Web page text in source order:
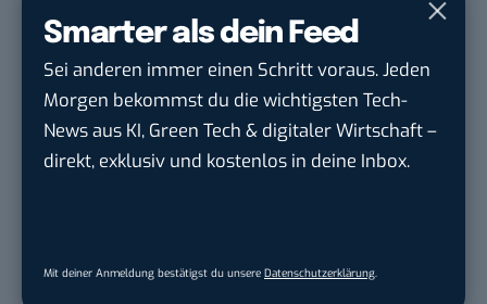
Smarter als dein Feed
Sei anderen immer einen Schritt voraus. Jeden
Morgen bekommst du die wichtigsten Tech-
News aus KI, Green Tech & digitaler Wirtschaft –
direkt, exklusiv und kostenlos in deine Inbox.
Mit deiner Anmeldung bestätigst du unsere Datenschutzerklärung.
ihre großen Geschwister. Eine letzte Woche
veröffentlichte Umfrage unter 6000 Studenten
zeigt: Sie wollen sich im Beruf verwirklichen, aber
sind ist nicht mehr bereit, für die Karriere auf ihr
Privatleben zu verzichten. 71 Prozent möchten sich
künftig stark einer Partnerschaft widmen. Aber
leitende Funktion übernehmen.